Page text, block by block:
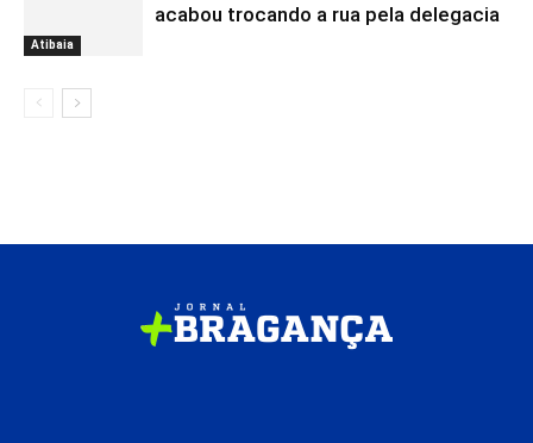
Atibaia
acabou trocando a rua pela delegacia